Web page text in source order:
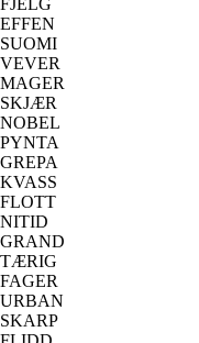
EFFEN
SUOMI
VEVER
MAGER
SKJÆR
NOBEL
PYNTA
GREPA
KVASS
FLOTT
NITID
GRAND
TÆRIG
FAGER
URBAN
SKARP